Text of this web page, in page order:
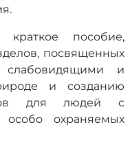
пособие,
посвященных
и
и созданию
для людей с
охраняемых